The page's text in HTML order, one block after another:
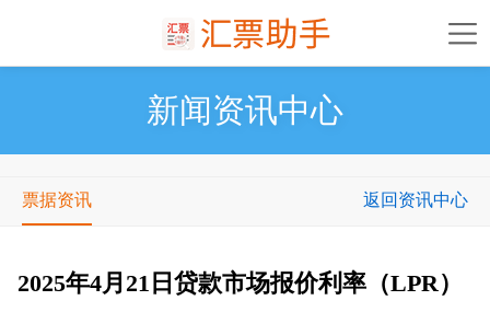
新闻资讯中心
票据资讯 返回资讯中心
2025年4月21日贷款市场报价利率（LPR）